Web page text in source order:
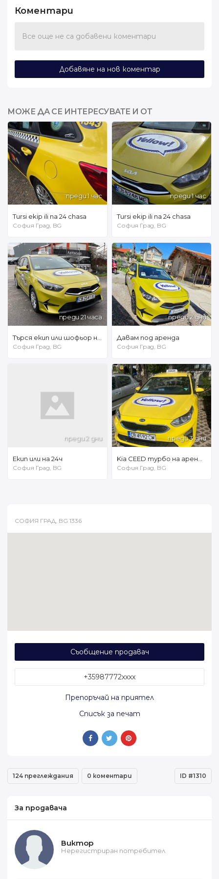
Коментари
Все още не са добавени коментари
Добавяне на нов коментар
МОЖЕ ДА СЕ ИНТЕРЕСУВАТЕ И ОТ
преди 1 час
Tursi ekip ili na 24 chasa
София Град, BG
преди 1 час
Tursi ekip ili na 24 chasa
София Град, BG
преди 21 часа
София Град, BG
преди 2 дни
Давам под аренда
София Град, BG
преди 2 дни
Екип или на 24ч
София Град, BG
преди 3 дни
София Град, BG
СОФИЯ ГРАД, BG 1336
Съобщение продавач
+35987772xxxx
Препоръчай на приятел
Списък за печат
124 преглеждания 0 коментари ID #1310
За продавача
Виктор
Нерегистриран потребител